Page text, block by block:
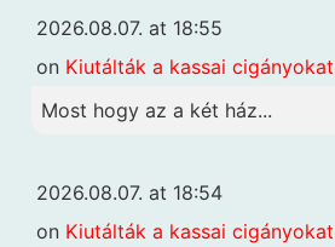
2026.08.07. at 18:55
on Kiutálták a kassai
Most hogy az a két ház...
2026.08.07. at 18:54
on Kiutálták a kassai